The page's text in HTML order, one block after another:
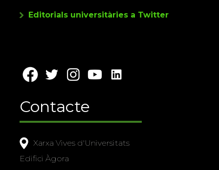
Editorials universitàries a Twitter
Contacte
Xarxa Vives d'Universitats
Edifici Àgora